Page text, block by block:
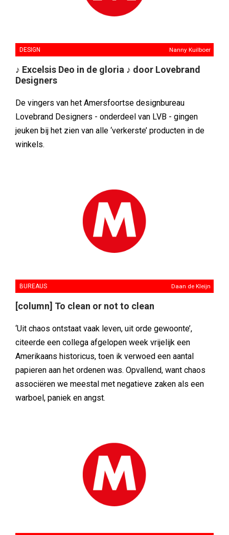
DESIGN Nanny Kuilboer
♪ Excelsis Deo in de gloria ♪ door Lovebrand
Designers
De vingers van het Amersfoortse designbureau
Lovebrand Designers - onderdeel van LVB - gingen
jeuken bij het zien van alle ‘verkerste’ producten in de
winkels.
BUREAUS Daan de Kleijn
[column] To clean or not to clean
‘Uit chaos ontstaat vaak leven, uit orde gewoonte’,
citeerde een collega afgelopen week vrijelijk een
Amerikaans historicus, toen ik verwoed een aantal
papieren aan het ordenen was. Opvallend, want chaos
associëren we meestal met negatieve zaken als een
warboel, paniek en angst.